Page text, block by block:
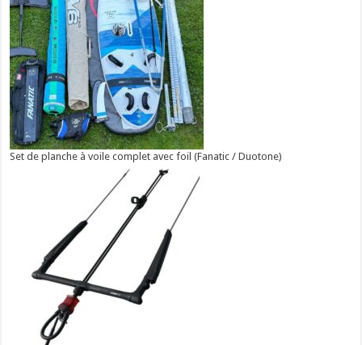
Set de planche à voile complet avec foil (Fanatic / Duotone)